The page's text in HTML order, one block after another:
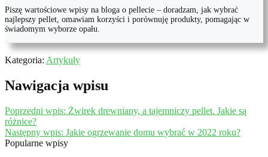
Piszę wartościowe wpisy na bloga o pellecie – doradzam, jak wybrać
najlepszy pellet, omawiam korzyści i porównuję produkty, pomagając w
świadomym wyborze opału.
Kategoria: Artykuły
Nawigacja wpisu
Poprzedni wpis: Żwirek drewniany, a tajemniczy pellet. Jakie są
różnice?
Następny wpis: Jakie ogrzewanie domu wybrać w 2022 roku?
Popularne wpisy